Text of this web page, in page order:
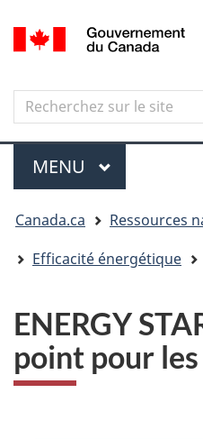
Search
Recherchez
sur
le
site
Menu
MENU PRINCIPAL
êtes
ici
Canada.ca
Ressources
Efficacité énergétique
ENERGY
point pour